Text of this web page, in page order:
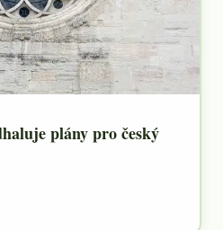
plány pro český